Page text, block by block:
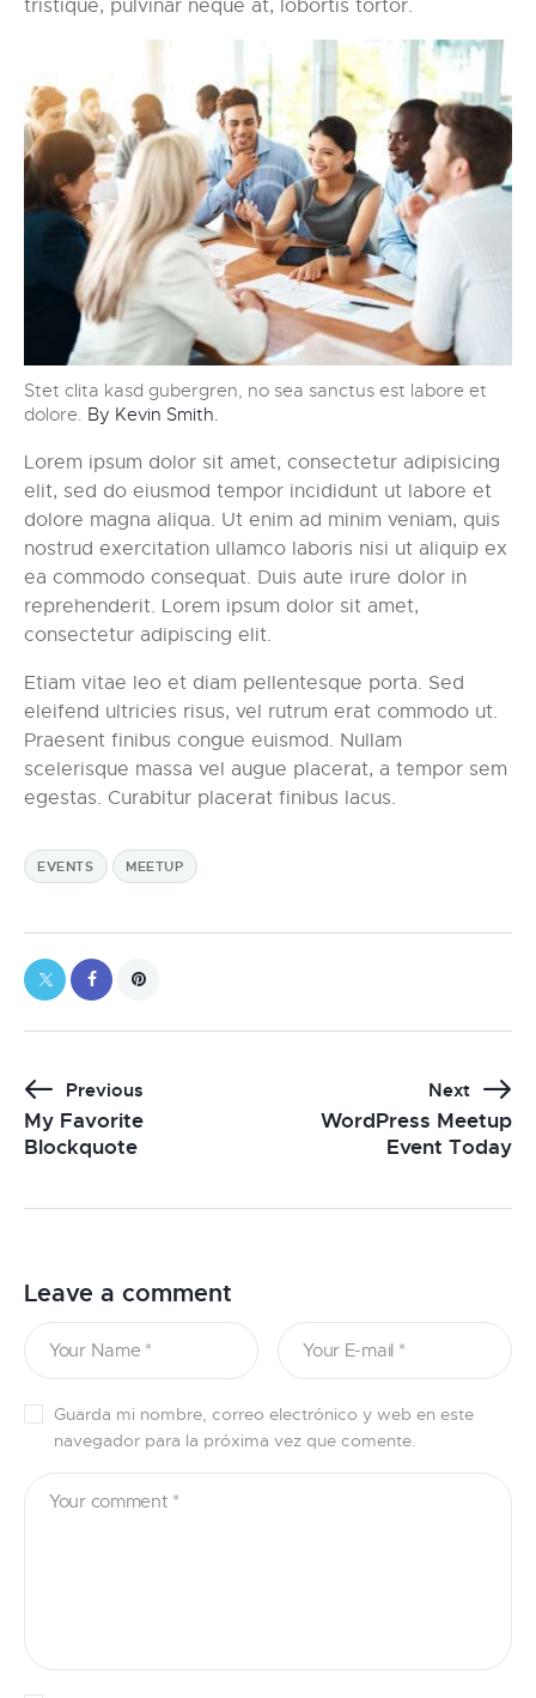
tristique, pulvinar neque at, lobortis tortor.
Stet clita kasd gubergren, no sea sanctus est labore et
dolore. By Kevin Smith.
Lorem ipsum dolor sit amet, consectetur adipisicing
elit, sed do eiusmod tempor incididunt ut labore et
dolore magna aliqua. Ut enim ad minim veniam, quis
nostrud exercitation ullamco laboris nisi ut aliquip ex
ea commodo consequat. Duis aute irure dolor in
reprehenderit. Lorem ipsum dolor sit amet,
consectetur adipiscing elit.
Etiam vitae leo et diam pellentesque porta. Sed
eleifend ultricies risus, vel rutrum erat commodo ut.
Praesent finibus congue euismod. Nullam
scelerisque massa vel augue placerat, a tempor sem
egestas. Curabitur placerat finibus lacus.
EVENTS MEETUP
Previous
My Favorite
Blockquote
Next
WordPress Meetup
Event Today
Leave a comment
Guarda mi nombre, correo electrónico y web en este
navegador para la próxima vez que comente.